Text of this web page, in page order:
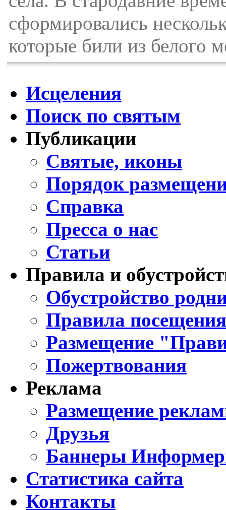
сформировались
которые били из белого
Исцеления
Поиск по святым
Публикации
Святые, иконы
Порядок
Справка
Пресса о нас
Статьи
Правила и
Обустройство
Правила
Размещение
Пожертвования
Реклама
Размещение
Друзья
Баннеры
Статистика сайта
Контакты